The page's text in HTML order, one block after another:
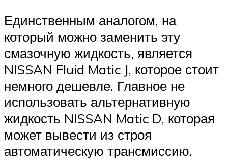
Единственным аналогом, на
который можно заменить эту
смазочную жидкость, является
NISSAN Fluid Matic J, которое стоит
немного дешевле. Главное не
использовать альтернативную
жидкость NISSAN Matic D, которая
может вывести из строя
автоматическую трансмиссию.